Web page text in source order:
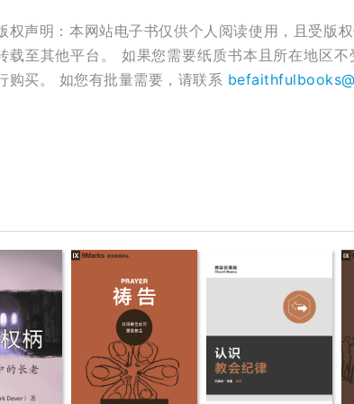
权声明：本网站电子书仅供个人阅读使用，且受版
载至其他平台。 如果您需要纸质书本且所在地区
购买。 如您有批量需要，请联系